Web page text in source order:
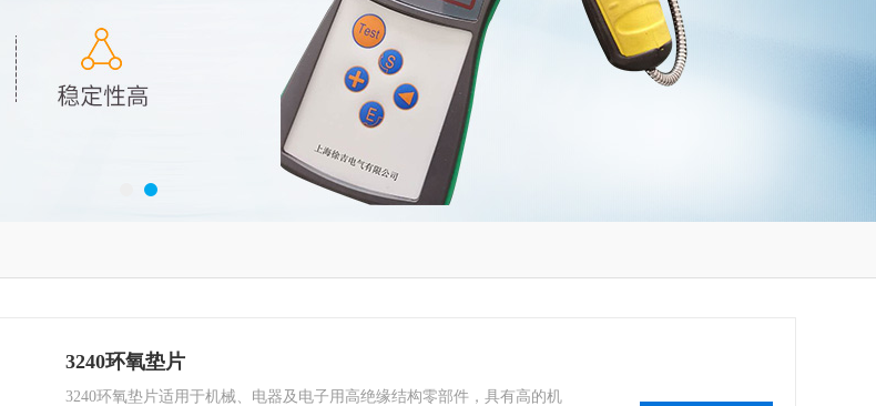
3240环氧垫片
3240环氧垫片适用于机械、电器及电子用高绝缘结构零部件，具有高的机